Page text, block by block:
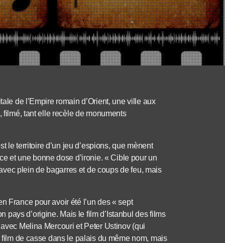
de l’Empire romain d’Orient, une ville aux
tant elle recèle de monuments
le territoire d’un jeu d’espions, que mènent
et une bonne dose d’ironie. « Cible pour un
plein de bagarres et de coups de feu, mais
France pour avoir été l’un des « sept
pays d’origine. Mais le film d’Istanbul des films
Melina Mercouri et Peter Ustinov (qui
de casse dans le palais du même nom, mais